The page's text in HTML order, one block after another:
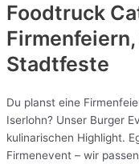
Foodtruck
Stadtfeste
Du planst eine
Iserlohn? Unser Burger
kulinarischen Highlight.
Firmenevent – wir